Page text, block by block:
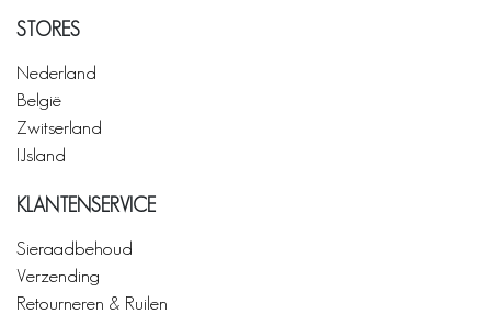
STORES
Nederland
België
Zwitserland
IJsland
KLANTENSERVICE
Sieraadbehoud
Verzending
Retourneren & Ruilen